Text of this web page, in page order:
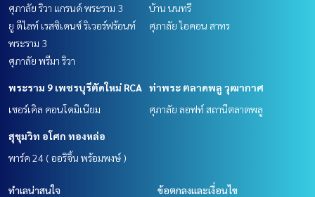
ศุภาลัย ริวา แกรนด์ พระราม 3
ยู ดีไลท์ เรสซิเดนซ์ ริเวอร์ฟร้อนท์
พระราม 3
ศุภาลัย พรีมา ริวา
บ้าน นนทรี
ศุภาลัย ไอคอน สาทร
พระราม 9 เพชรบุรีตัดใหม่ RCA
เซอร์เคิล คอนโดมิเนียม
ท่าพระ ตลาดพลู วุฒากาศ
ศุภาลัย ลอฟท์ สถานีตลาดพลู
สุขุมวิท อโศก ทองหล่อ
พาร์ค 24 ( ออริจิ้น พร้อมพงษ์ )
ทำเลน่าสนใจ
ข้อตกลงและเงื่อนไข